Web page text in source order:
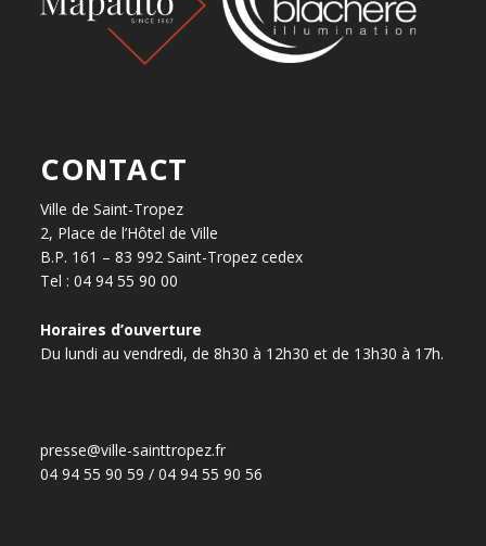
CONTACT
Ville de Saint-Tropez
2, Place de l’Hôtel de Ville
B.P. 161 – 83 992 Saint-Tropez cedex
Tel : 04 94 55 90 00
Horaires d’ouverture
Du lundi au vendredi, de 8h30 à 12h30 et de 13h30 à 17h.
presse@ville-sainttropez.fr
04 94 55 90 59 / 04 94 55 90 56